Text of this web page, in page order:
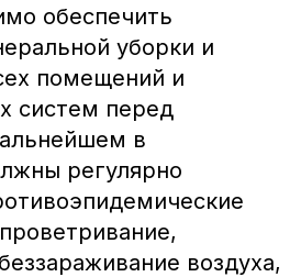
обеспечить
уборки и
помещений и
систем перед
в
регулярно
воздуха,